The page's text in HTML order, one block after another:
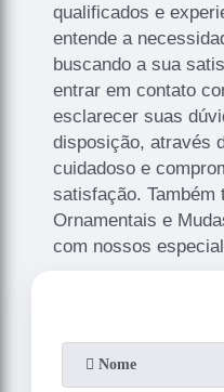
qualificados e
entende a
buscando a sua
entrar em contato
esclarecer suas
disposição, através
cuidadoso e
satisfação. Também
Ornamentais e
com nossos